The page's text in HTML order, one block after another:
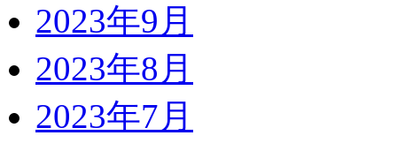
2023年9月
2023年8月
2023年7月